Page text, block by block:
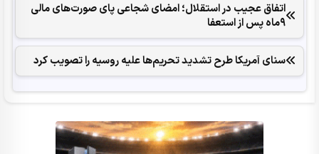
اتفاق عجیب در استقلال؛ امضای شجاعی پای صورت‌های مالی
٩ماه پس از استعفا
سنای آمریکا طرح تشدید تحریم‌ها علیه روسیه را تصویب کرد